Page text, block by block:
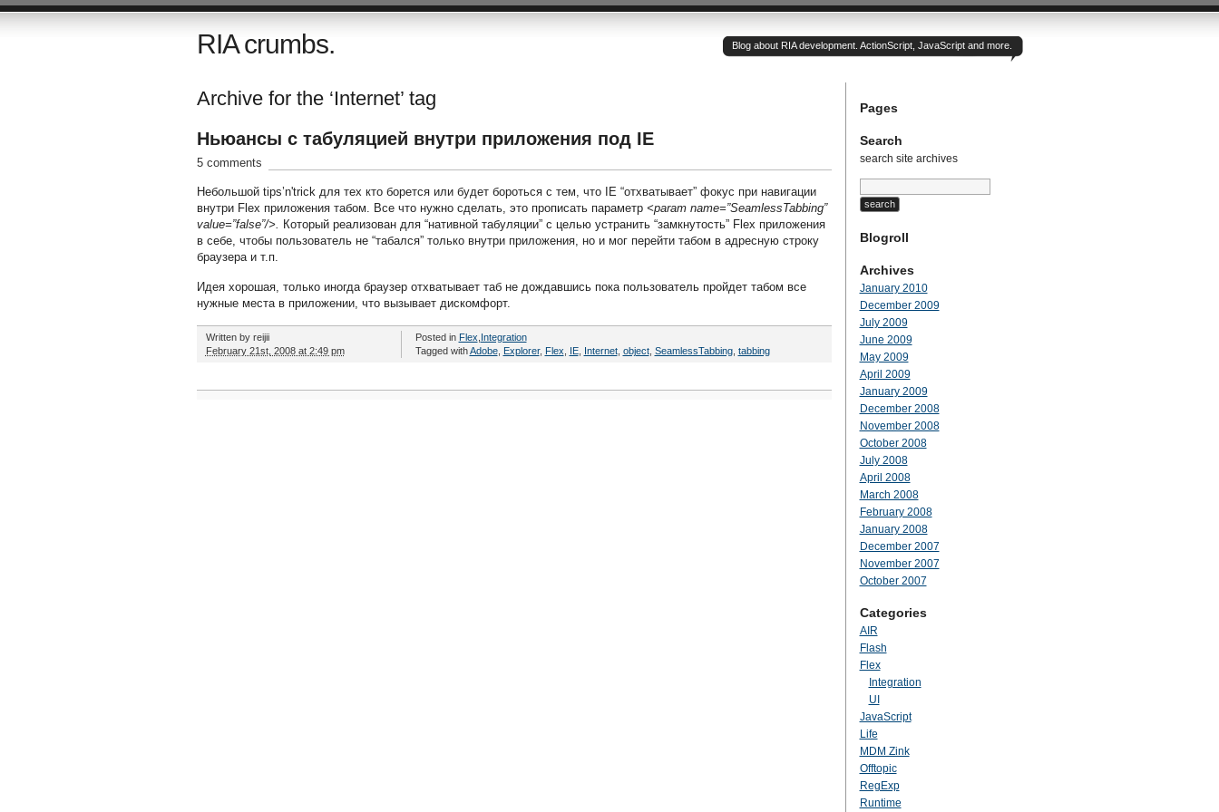
RIA crumbs. Blog about RIA development. ActionScript, JavaScript and more.
Archive for the ‘Internet’ tag
Ньюансы с табуляцией внутри приложения под IE
5 comments
Небольшой tips’n'trick для тех кто борется или будет бороться с тем, что IE “отхватывает” фокус при навигации
внутри Flex приложения табом. Все что нужно сделать, это прописать параметр <param name=”SeamlessTabbing”
value=”false”/>. Который реализован для “нативной табуляции” с целью устранить “замкнутость” Flex приложения
в себе, чтобы пользователь не “табался” только внутри приложения, но и мог перейти табом в адресную строку
браузера и т.п.
Идея хорошая, только иногда браузер отхватывает таб не дождавшись пока пользователь пройдет табом все
нужные места в приложении, что вызывает дискомфорт.
Written by reijii
February 21st, 2008 at 2:49 pm
Posted in Flex Integration
Tagged withAdobe, Explorer, Flex IE, Internet, object, SeamlessTabbing, tabbing
Pages
Search
search site archives
Blogroll
Archives
January 2010
December 2009
July 2009
June 2009
May 2009
April 2009
January 2009
December 2008
November 2008
October 2008
July 2008
April 2008
March 2008
February 2008
January 2008
December 2007
November 2007
October 2007
Categories
AIR
Flash
Flex
Integration
UI
JavaScript
Life
MDM Zink
Offtopic
RegExp
Runtime